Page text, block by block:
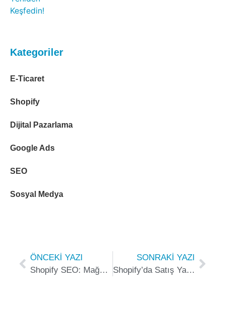
Kategoriler
E-Ticaret
Shopify
Dijital Pazarlama
Google Ads
SEO
Sosyal Medya
ÖNCEKI YAZI
Shopify SEO: Mağazanızı Google’da Yükseltme Stratejileri
SONRAKI YAZI
Shopify’da Satış Yapmak İçin Bilinmesi Gerekenler